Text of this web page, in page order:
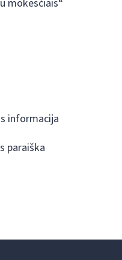
mokesčiais“
informacija
paraiška